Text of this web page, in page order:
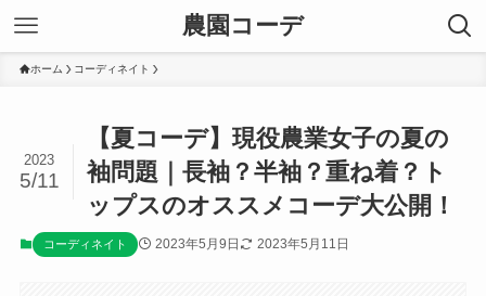
農園コーデ
ホーム コーディネイト
【夏コーデ】現役農業女子の夏の
袖問題｜長袖？半袖？重ね着？ト
ップスのオススメコーデ大公開！
2023
5/11
コーディネイト 2023年5月9日 2023年5月11日